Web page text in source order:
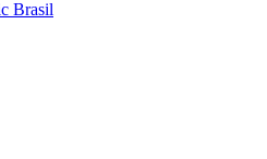
Brasil